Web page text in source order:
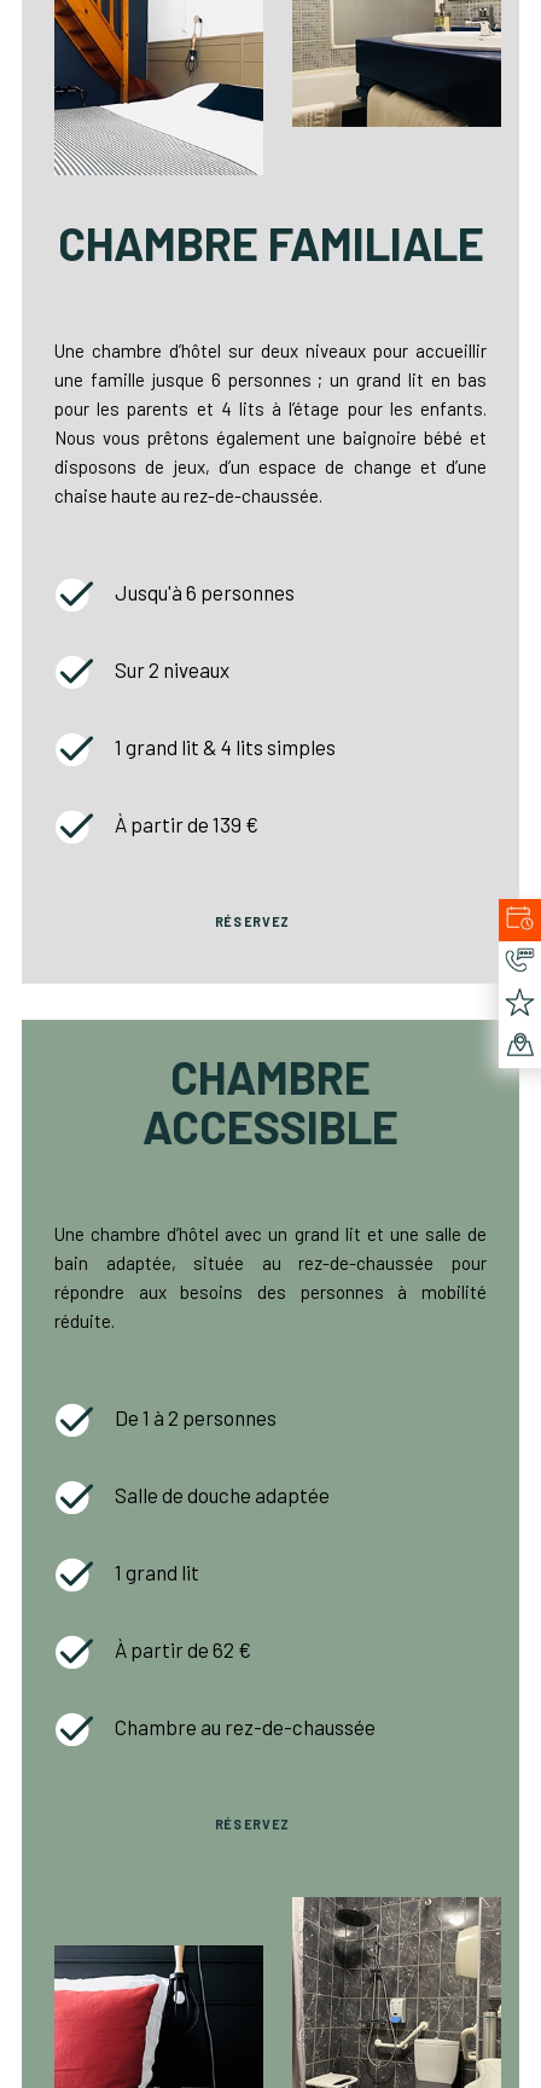
CHAMBRE FAMILIALE
Une chambre d’hôtel sur deux niveaux pour accueillir
une famille jusque 6 personnes ; un grand lit en bas
pour les parents et 4 lits à l’étage pour les enfants.
Nous vous prêtons également une baignoire bébé et
disposons de jeux, d’un espace de change et d’une
chaise haute au rez-de-chaussée.
Jusqu'à 6 personnes
Sur 2 niveaux
1 grand lit & 4 lits simples
À partir de 139 €
RÉSERVEZ
CHAMBRE
ACCESSIBLE
Une chambre d’hôtel avec un grand lit et une salle de
bain adaptée, située au rez-de-chaussée pour
répondre aux besoins des personnes à mobilité
réduite.
De 1 à 2 personnes
Salle de douche adaptée
1 grand lit
À partir de 62 €
Chambre au rez-de-chaussée
RÉSERVEZ